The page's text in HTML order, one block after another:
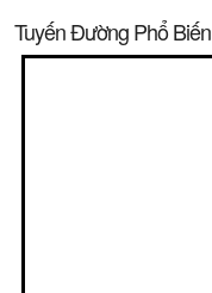
Tuyến Đường Phổ Biến